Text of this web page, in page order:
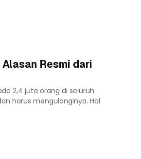
Resmi dari
2,4 juta orang di seluruh
harus mengulanginya. Hal